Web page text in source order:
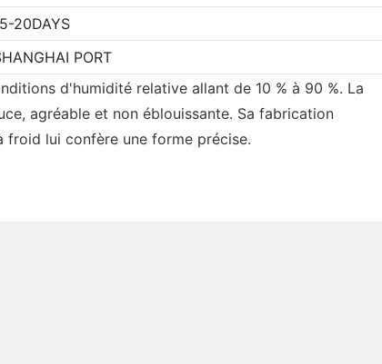
20DAYS
PORT
d'humidité relative allant de 10 % à 90 %. La
agréable et non éblouissante. Sa fabrication
froid lui confère une forme précise.